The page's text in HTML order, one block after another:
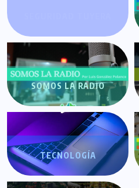
SOMOS LA RADIO
TECNOLOGÍA